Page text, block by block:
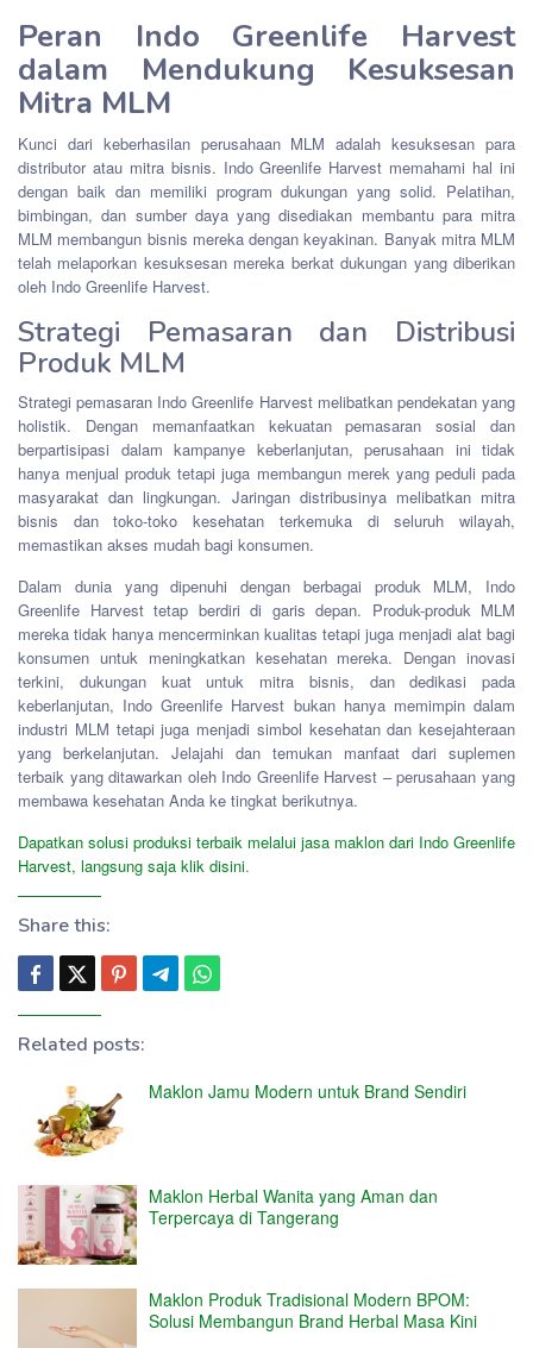
Peran Indo Greenlife Harvest
dalam Mendukung Kesuksesan
Mitra MLM
Kunci dari keberhasilan perusahaan MLM adalah kesuksesan para
distributor atau mitra bisnis. Indo Greenlife Harvest memahami hal ini
dengan baik dan memiliki program dukungan yang solid. Pelatihan,
bimbingan, dan sumber daya yang disediakan membantu para mitra
MLM membangun bisnis mereka dengan keyakinan. Banyak mitra MLM
telah melaporkan kesuksesan mereka berkat dukungan yang diberikan
oleh Indo Greenlife Harvest.
Strategi Pemasaran dan Distribusi
Produk MLM
Strategi pemasaran Indo Greenlife Harvest melibatkan pendekatan yang
holistik. Dengan memanfaatkan kekuatan pemasaran sosial dan
berpartisipasi dalam kampanye keberlanjutan, perusahaan ini tidak
hanya menjual produk tetapi juga membangun merek yang peduli pada
masyarakat dan lingkungan. Jaringan distribusinya melibatkan mitra
bisnis dan toko-toko kesehatan terkemuka di seluruh wilayah,
memastikan akses mudah bagi konsumen.
Dalam dunia yang dipenuhi dengan berbagai produk MLM, Indo
Greenlife Harvest tetap berdiri di garis depan. Produk-produk MLM
mereka tidak hanya mencerminkan kualitas tetapi juga menjadi alat bagi
konsumen untuk meningkatkan kesehatan mereka. Dengan inovasi
terkini, dukungan kuat untuk mitra bisnis, dan dedikasi pada
keberlanjutan, Indo Greenlife Harvest bukan hanya memimpin dalam
industri MLM tetapi juga menjadi simbol kesehatan dan kesejahteraan
yang berkelanjutan. Jelajahi dan temukan manfaat dari suplemen
terbaik yang ditawarkan oleh Indo Greenlife Harvest – perusahaan yang
membawa kesehatan Anda ke tingkat berikutnya.
Dapatkan solusi produksi terbaik melalui jasa maklon dari Indo Greenlife
Harvest, langsung saja klik disini.
Share this:
Related posts:
Maklon Jamu Modern untuk Brand Sendiri
Maklon Herbal Wanita yang Aman dan
Terpercaya di Tangerang
Maklon Produk Tradisional Modern BPOM:
Solusi Membangun Brand Herbal Masa Kini